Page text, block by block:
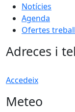
Notícies
Agenda
Ofertes treball
Adreces i
Accedeix
Meteo